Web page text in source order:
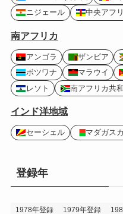
ニジェール
中央アフ
南アフリカ
アンゴラ ザンビア
ボツワナ
マラウイ
レソト
南アフリカ共
インド洋地域
セーシェル マダガス
登録年
1978年登録 1979年登録